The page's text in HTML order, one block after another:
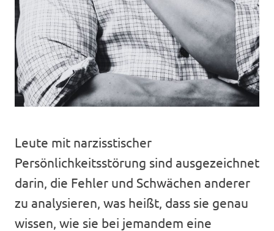
Leute mit narzisstischer
Persönlichkeitsstörung sind ausgezeichnet
darin, die Fehler und Schwächen anderer
zu analysieren, was heißt, dass sie genau
wissen, wie sie bei jemandem eine